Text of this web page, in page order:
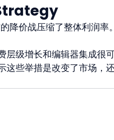
降价战压缩了整体利润率
层级增长和编辑器集成很
这些举措是改变了市场，